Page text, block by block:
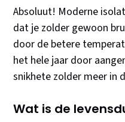
Absoluut! Moderne
dat je zolder gewoon
door de betere
het hele jaar door
snikhete zolder meer in
Wat is de